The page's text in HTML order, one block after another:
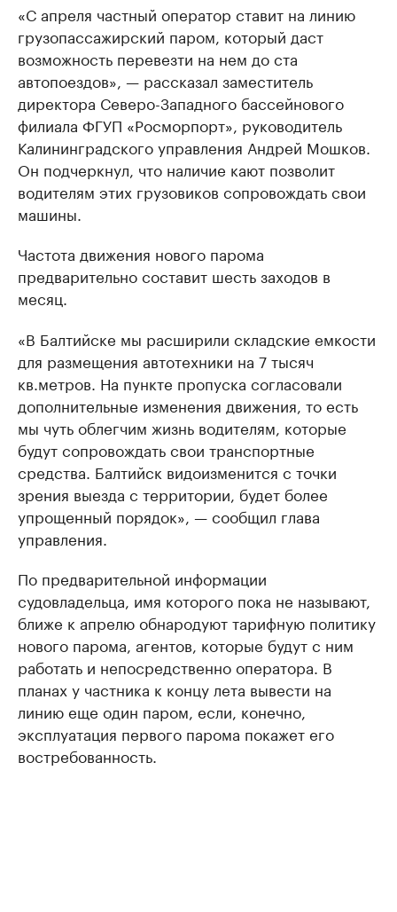
«С апреля частный оператор ставит на линию
грузопассажирский паром, который даст
возможность перевезти на нем до ста
автопоездов», — рассказал заместитель
директора Северо-Западного бассейнового
филиала ФГУП «Росморпорт», руководитель
Калининградского управления Андрей Мошков.
Он подчеркнул, что наличие кают позволит
водителям этих грузовиков сопровождать свои
машины.
Частота движения нового парома
предварительно составит шесть заходов в
месяц.
«В Балтийске мы расширили складские емкости
для размещения автотехники на 7 тысяч
кв.метров. На пункте пропуска согласовали
дополнительные изменения движения, то есть
мы чуть облегчим жизнь водителям, которые
будут сопровождать свои транспортные
средства. Балтийск видоизменится с точки
зрения выезда с территории, будет более
упрощенный порядок», — сообщил глава
управления.
По предварительной информации
судовладельца, имя которого пока не называют,
ближе к апрелю обнародуют тарифную политику
нового парома, агентов, которые будут с ним
работать и непосредственно оператора. В
планах у частника к концу лета вывести на
линию еще один паром, если, конечно,
эксплуатация первого парома покажет его
востребованность.